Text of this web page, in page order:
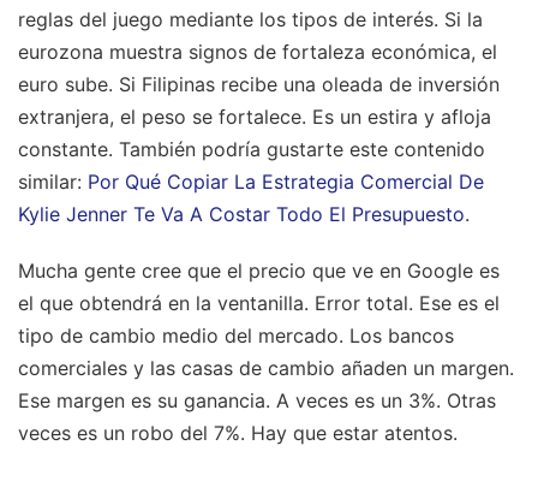
reglas del juego mediante los tipos de interés. Si la
eurozona muestra signos de fortaleza económica, el
euro sube. Si Filipinas recibe una oleada de inversión
extranjera, el peso se fortalece. Es un estira y afloja
constante. También podría gustarte este contenido
similar: Por Qué Copiar La Estrategia Comercial De
Kylie Jenner Te Va A Costar Todo El Presupuesto.
Mucha gente cree que el precio que ve en Google es
el que obtendrá en la ventanilla. Error total. Ese es el
tipo de cambio medio del mercado. Los bancos
comerciales y las casas de cambio añaden un margen.
Ese margen es su ganancia. A veces es un 3%. Otras
veces es un robo del 7%. Hay que estar atentos.